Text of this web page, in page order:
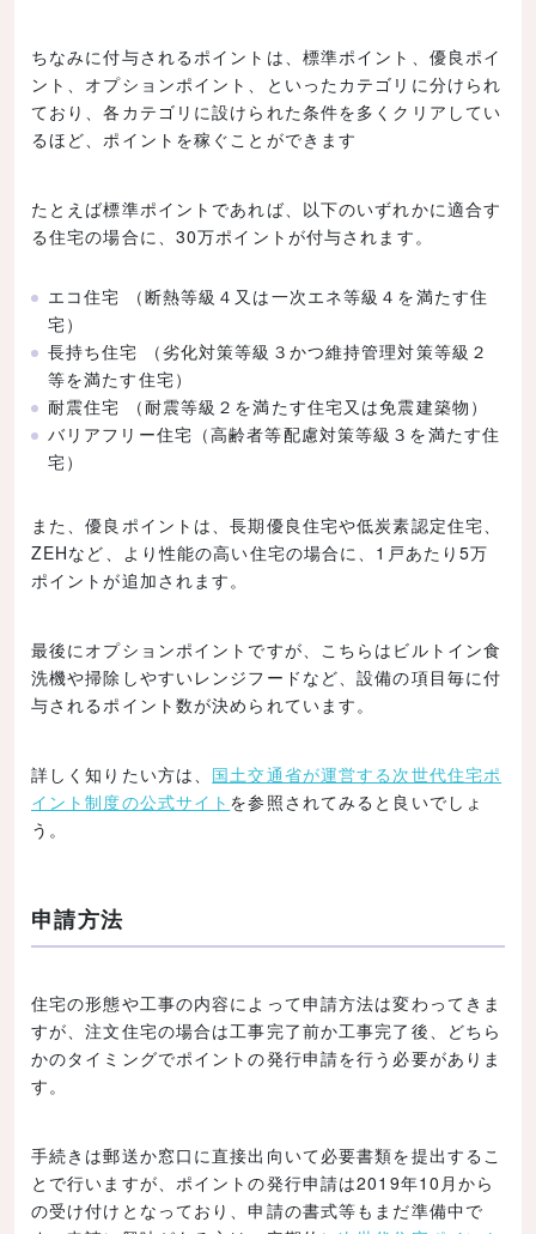
ちなみに付与されるポイントは、標準ポイント、優良ポイ
ント、オプションポイント、といったカテゴリに分けられ
ており、各カテゴリに設けられた条件を多くクリアしてい
るほど、ポイントを稼ぐことができます
たとえば標準ポイントであれば、以下のいずれかに適合す
る住宅の場合に、30万ポイントが付与されます。
エコ住宅 （断熱等級４又は一次エネ等級４を満たす住
宅）
長持ち住宅 （劣化対策等級３かつ維持管理対策等級２
等を満たす住宅）
耐震住宅 （耐震等級２を満たす住宅又は免震建築物）
バリアフリー住宅（高齢者等配慮対策等級３を満たす住
宅）
また、優良ポイントは、長期優良住宅や低炭素認定住宅、
ZEHなど、より性能の高い住宅の場合に、1戸あたり5万
ポイントが追加されます。
最後にオプションポイントですが、こちらはビルトイン食
洗機や掃除しやすいレンジフードなど、設備の項目毎に付
与されるポイント数が決められています。
詳しく知りたい方は、 国土交通省が運営する次世代住宅ポ
イント制度の公式サイト を参照されてみると良いでしょ
う。
申請方法
住宅の形態や工事の内容によって申請方法は変わってきま
すが、注文住宅の場合は工事完了前か工事完了後、どちら
かのタイミングでポイントの発行申請を行う必要がありま
す。
手続きは郵送か窓口に直接出向いて必要書類を提出するこ
とで行いますが、ポイントの発行申請は2019年10月から
の受け付けとなっており、申請の書式等もまだ準備中で